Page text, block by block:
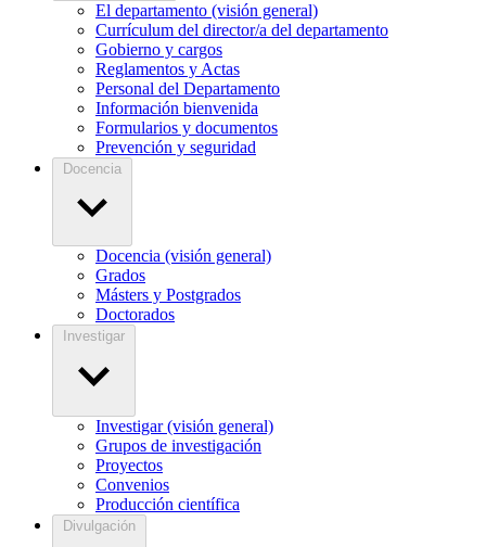
El departamento (visión general)
Currículum del director/a del departamento
Gobierno y cargos
Reglamentos y Actas
Personal del Departamento
Información bienvenida
Formularios y documentos
Prevención y seguridad
Docencia
Docencia (visión general)
Grados
Másters y Postgrados
Doctorados
Investigar
Investigar (visión general)
Grupos de investigación
Proyectos
Convenios
Producción científica
Divulgación